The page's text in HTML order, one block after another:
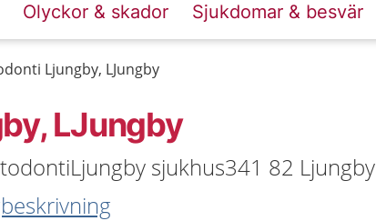
Olyckor & skador Sjukdomar & besvär
Ljungby, LJungby
LJungby
sjukhus341 82 Ljungby